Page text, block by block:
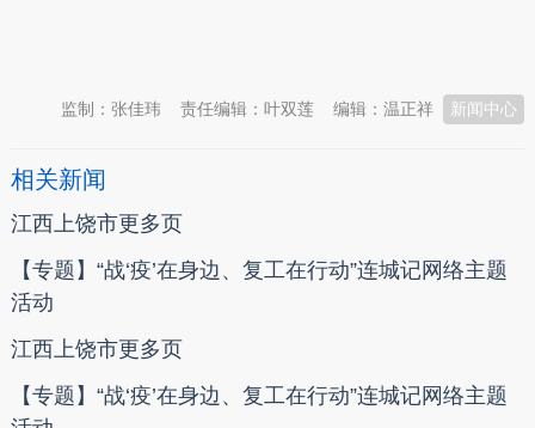
新闻中心
编辑：温正祥
责任编辑：叶双莲
监制：张佳玮
相关新闻
江西上饶市更多页
【专题】“战‘疫’在身边、复工在行动”连城记网络主题
活动
江西上饶市更多页
【专题】“战‘疫’在身边、复工在行动”连城记网络主题